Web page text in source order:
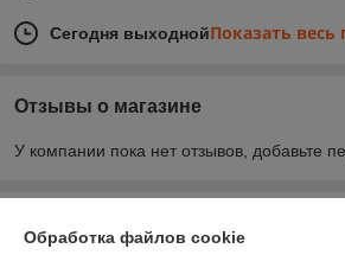
Сегодня выходнойПоказать
Отзывы о магазине
У компании пока нет отзывов, добавьте
Обработка файлов cookie